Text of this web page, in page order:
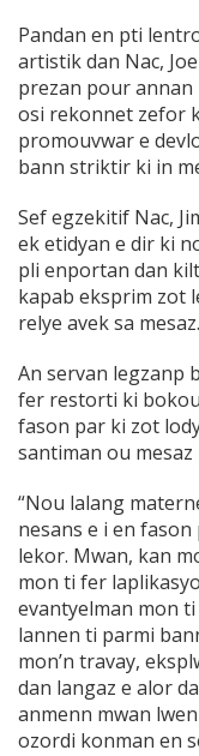
Pandan en pti
artistik dan Nac,
prezan pour
osi rekonnet zefor
promouvwar e
bann striktir ki in
Sef egzekitif Nac,
ek etidyan e dir ki
pli enportan dan
kapab eksprim zot
relye avek sa mesaz.
An servan legzanp
fer restorti ki
fason par ki zot
santiman ou
“Nou lalang
nesans e i en
lekor. Mwan, kan
mon ti fer
evantyelman mon
lannen ti parmi
mon’n travay,
dan langaz e alor
anmenn mwan
ozordi konman en